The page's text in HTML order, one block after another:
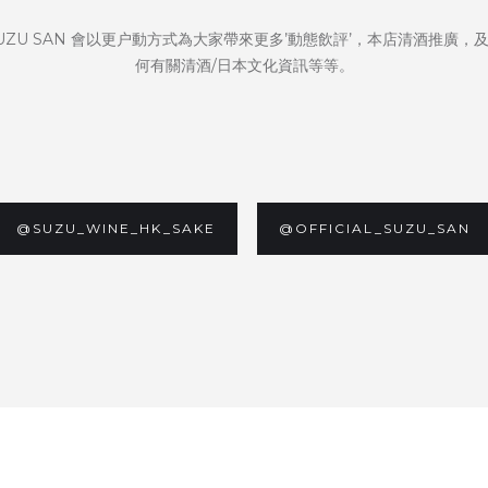
SAN 會以更户動方式為大家帶來更多’動態飲評’，本店清酒推廣，
何有關清酒/日本文化資訊等等。
@SUZU_WINE_HK_SAKE @OFFICIAL_SUZU_SAN